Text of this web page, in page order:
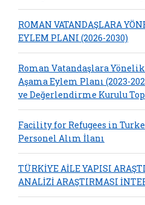
ROMAN VATANDAŞLARA
EYLEM PLANI (2026-2030)
Roman Vatandaşlara
Aşama Eylem Planı (2023-
ve Değerlendirme Kurulu
Facility for Refugees in
Personel Alım İlanı
TÜRKİYE AİLE YAPISI
ANALİZİ ARAŞTIRMASI